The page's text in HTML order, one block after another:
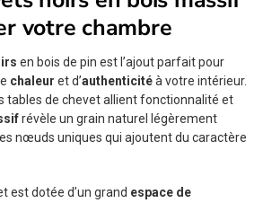
votre chambre
en bois de pin est l’ajout parfait pour
chaleur et d’authenticitéà votre intérieur.
tables de chevet allient fonctionnalité et
révèle un grain naturel légèrement
nœuds uniques qui ajoutent du caractère
est dotée d’un grand espace de